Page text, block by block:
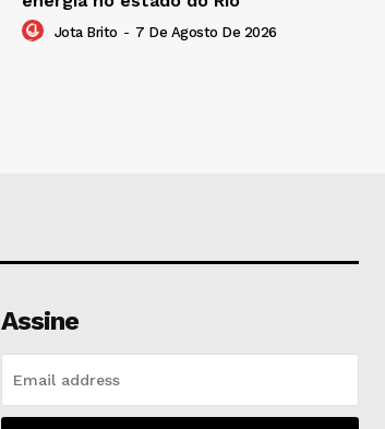
Jota Brito - 7 De Agosto De 2026
Assine